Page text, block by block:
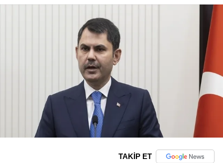
TAKİP ET